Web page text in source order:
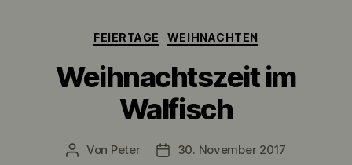
Kategorien
FEIERTAGE WEIHNACHTEN
Weihnachtszeit im
Walfisch
Beitragsautor
Von Peter Veröffentlichungsdatum
30. November 2017